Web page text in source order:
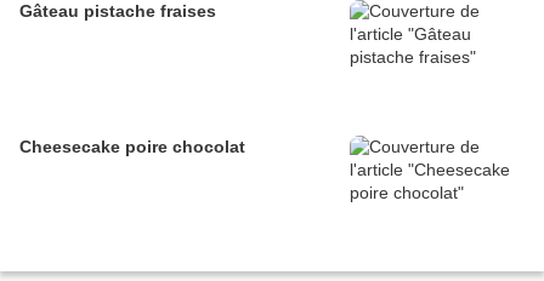
Gâteau pistache fraises
Cheesecake poire chocolat